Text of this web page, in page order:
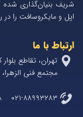
ارتباط با ما
مجتمع فنی الزهرا، طبقه ۴
۰۲۱-۸۸۹۹۳۲۸۳ ۰۹۱۲۴۰۳۵۲۲۸
شریف بنیان‌گذاری
اپل و مایکروسافت را در